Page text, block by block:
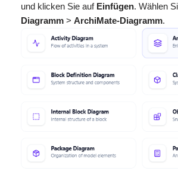
und klicken Sie auf Einfügen. Wählen
Diagramm > ArchiMate-Diagramm.